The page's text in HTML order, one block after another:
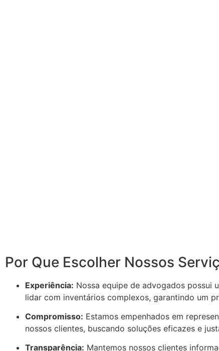
Por Que Escolher Nossos
Experiência: Nossa equipe de advogados possui
lidar com inventários complexos, garantindo um
Compromisso: Estamos empenhados em
nossos clientes, buscando soluções eficazes e
Transparência: Mantemos nossos clientes